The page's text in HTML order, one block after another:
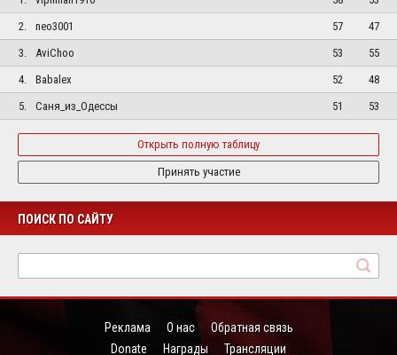
2.
neo3001 57
47
3.
AviChoo 53
55
4.
Babalex 52
48
5.
Саня_из_Одессы 51 53
Открыть полную таблицу
Принять участие
ПОИСК ПО САЙТУ
Реклама О нас
Обратная связь
Donate
Награды Трансляции